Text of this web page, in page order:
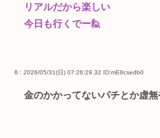
リアルだから楽しい
今日も行くでー🙋
6 : 2026/05/31(日) 07:26:29.32 ID:mE8csedb0
金のかかってないパチとか虚